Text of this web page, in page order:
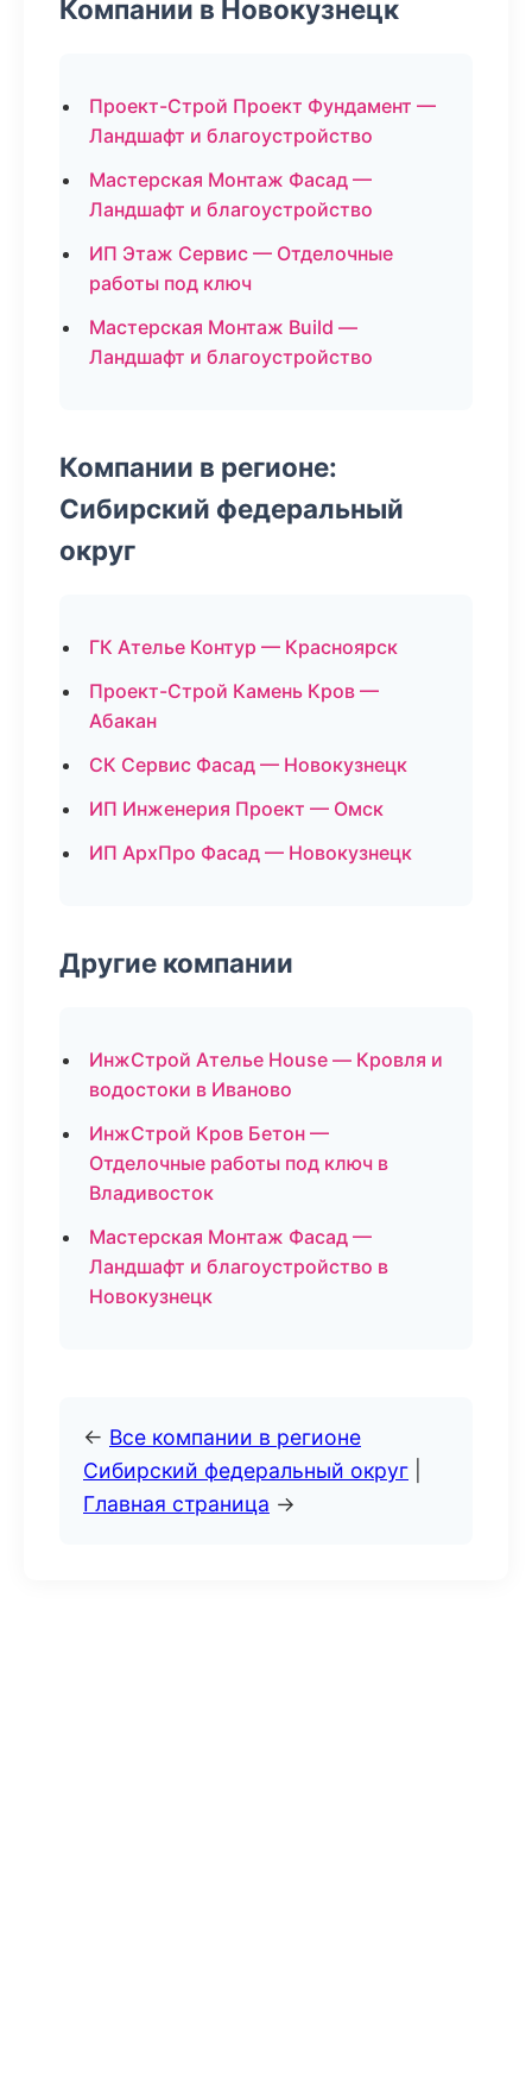
Компании в Новокузнецк
Проект-Строй Проект Фундамент —
Ландшафт и благоустройство
Мастерская Монтаж Фасад —
Ландшафт и благоустройство
ИП Этаж Сервис — Отделочные
работы под ключ
Мастерская Монтаж Build —
Ландшафт и благоустройство
Компании в регионе:
Сибирский федеральный
округ
ГК Ателье Контур — Красноярск
Проект-Строй Камень Кров —
Абакан
СК Сервис Фасад — Новокузнецк
ИП Инженерия Проект — Омск
ИП АрхПро Фасад — Новокузнецк
Другие компании
ИнжСтрой Ателье House — Кровля и
водостоки в Иваново
ИнжСтрой Кров Бетон —
Отделочные работы под ключ в
Владивосток
Мастерская Монтаж Фасад —
Ландшафт и благоустройство в
Новокузнецк
← Все компании в регионе
Сибирский федеральный округ
Главная страница →